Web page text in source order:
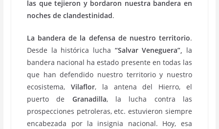
las que tejieron y bordaron nuestra bandera en
noches de clandestinidad.
La bandera de la defensa de nuestro territorio.
Desde la histórica lucha “Salvar Veneguera”, la
bandera nacional ha estado presente en todas las
que han defendido nuestro territorio y nuestro
ecosistema, Vilaflor, la antena del Hierro, el
puerto de Granadilla, la lucha contra las
prospecciones petroleras, etc. estuvieron siempre
encabezada por la insignia nacional. Hoy, esa